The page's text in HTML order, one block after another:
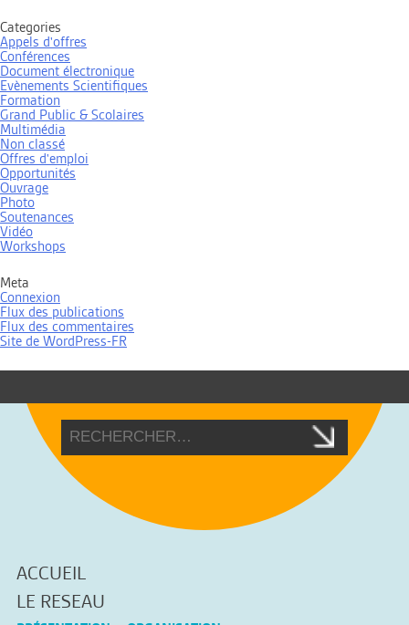
Categories
Appels d'offres
Conférences
Document électronique
Evènements Scientifiques
Formation
Grand Public & Scolaires
Multimédia
Non classé
Offres d'emploi
Opportunités
Ouvrage
Photo
Soutenances
Vidéo
Workshops
Meta
Connexion
Flux des publications
Flux des commentaires
Site de WordPress-FR
ACCUEIL
LE RESEAU